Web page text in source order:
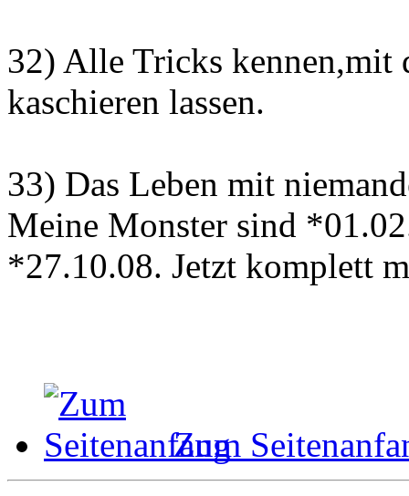
32) Alle Tricks kennen,mit
kaschieren lassen.
33) Das Leben mit
Meine Monster sind
*27.10.08. Jetzt komplett
Zum